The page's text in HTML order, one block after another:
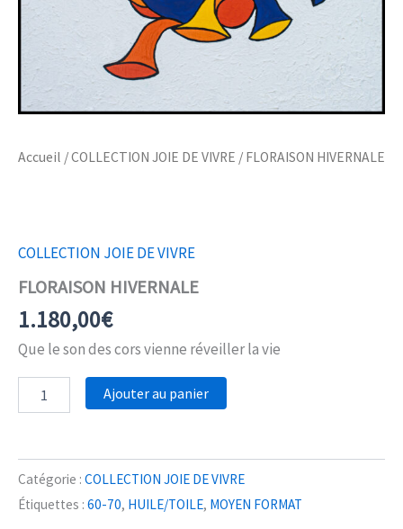
Accueil /COLLECTION JOIE DE VIVRE / FLORAISON HIVERNALE
COLLECTION JOIE DE VIVRE
FLORAISON HIVERNALE
1.180,00€
Que le son des cors vienne réveiller la vie
Ajouter au panier
Catégorie : COLLECTION JOIE DE VIVRE
Étiquettes : 60-70, HUILE/TOILE, MOYEN FORMAT